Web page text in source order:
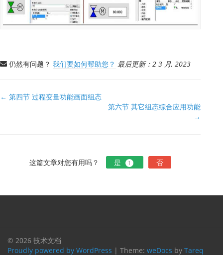
仍然有问题？ 我们要如何帮助您？ 最后更新：2 3 月, 2023
文
← 第四节 过程变量功能画面组态
第六节 其它组态综合应用功能
→
这篇文章对您有用吗？ 是 1 否
© 2026 技术文档
Proudly powered by WordPress | Theme: weDocs by Tareq